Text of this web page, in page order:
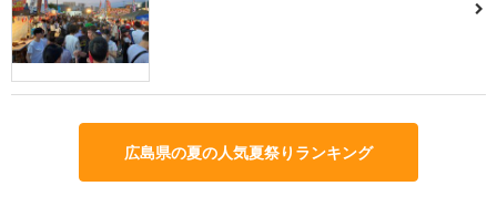
広島県の夏の人気夏祭りランキング